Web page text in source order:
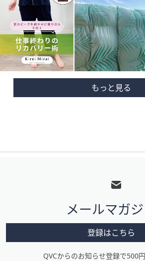
メ
ニ
メールマガ
登録はこちら
QVCからのお知らせ登録で500